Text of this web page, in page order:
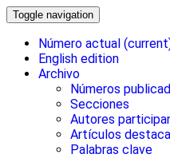
Toggle navigation
Número actual
English edition
Archivo
Números
Secciones
Autores
Artículos
Palabras clave